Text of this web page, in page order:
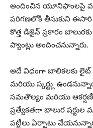
అందించిన యూనిఫాంలపై
పరిగణలోకి తీసుకుని
కొత్త డిజైన్ ప్రకారం బాలురకు
ప్యాంట్లు అందించనున్నారు.
అదే విధంగా బాలికలకు లైట్
మరియు స్కర్ట్లు
సమతౌల్యం మరియు
ప్రత్యేకతగా బాలుర షర్టుల
పట్టీలు ఏర్పాటు